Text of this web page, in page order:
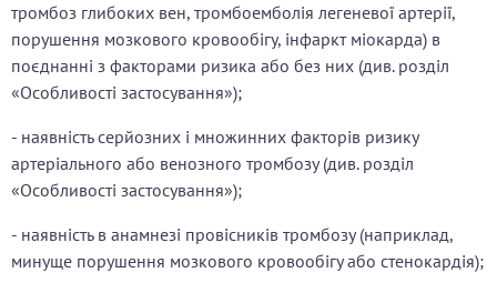
тромбоз глибоких вен, тромбоемболія легеневої артерії,
порушення мозкового кровообігу, інфаркт міокарда) в
поєднанні з факторами ризика або без них (див. розділ
«Особливості застосування»);
- наявність серйозних і множинних факторів ризику
артеріального або венозного тромбозу (див. розділ
«Особливості застосування»);
- наявність в анамнезі провісників тромбозу (наприклад,
минуще порушення мозкового кровообігу або стенокардія);